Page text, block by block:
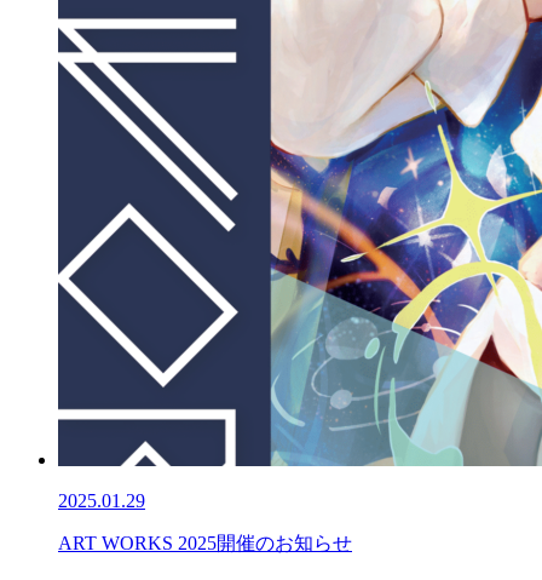
2025.01.29
ART WORKS 2025開催のお知らせ